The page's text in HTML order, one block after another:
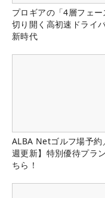
プロギアの「4層フェー
切り開く高初速ドライ
新時代
ALBA Netゴルフ場予約
週更新】特別優待プラ
ちら！